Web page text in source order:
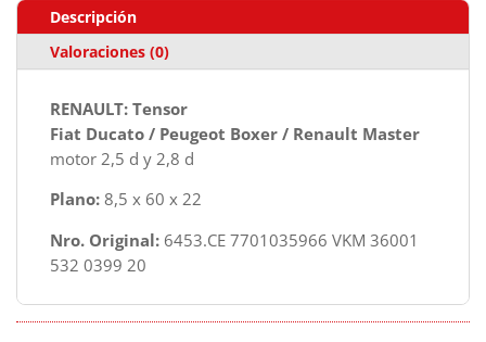
Descripción
Valoraciones (0)
RENAULT: Tensor
Fiat Ducato / Peugeot Boxer / Renault Master
motor 2,5 d y 2,8 d
Plano: 8,5 x 60 x 22
Nro. Original: 6453.CE 7701035966 VKM 36001
532 0399 20